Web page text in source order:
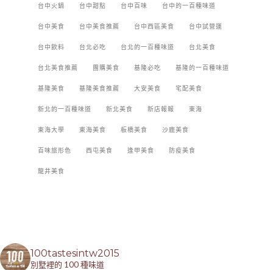
台中火鍋 台中甜點 台中百味 台中的一百種味道
台中美食 台中美食推薦 台中西區美食 台中試營運
台中飲料 台北必吃 台北的一百種味道 台北美食
台北美食推薦 團購美食 基隆必吃 基隆的一百種味道
基隆美食 基隆美食推薦 大安美食 宅配美食
新北的一百種味道 新北美食 新店報報 東海
東海大學 東海美食 板橋美食 沙鹿美食
百味旅形色 西屯美食 逢甲美食 防疫美食
龍井美食
100tastesintw2015
別墅裡的 100 種味道